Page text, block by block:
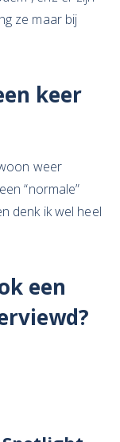
ze maar bij
keer
weer
“normale”
denk ik wel heel
een